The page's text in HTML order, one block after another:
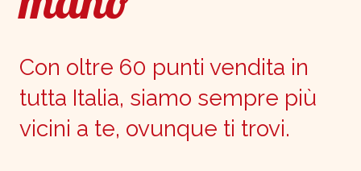
Con oltre 60 punti vendita in
tutta Italia, siamo sempre più
vicini a te, ovunque ti trovi.